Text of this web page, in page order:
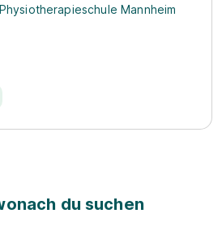
Mannheim
du suchen